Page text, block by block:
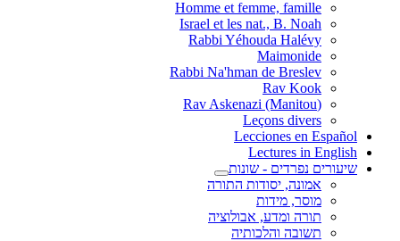
Homme et femme, famille
Israel et les nat., B. Noah
Rabbi Yéhouda Halévy
Maimonide
Rabbi Na'hman de Breslev
Rav Kook
(Rav Askenazi (Manitou
Leçons divers
Lecciones en Español
Lectures in English
שיעורים נפרדים - שונות
אמונה, יסודות התורה
מוסר, מידות
תורה ומדע, אבולוציה
תשובה והלכותיה